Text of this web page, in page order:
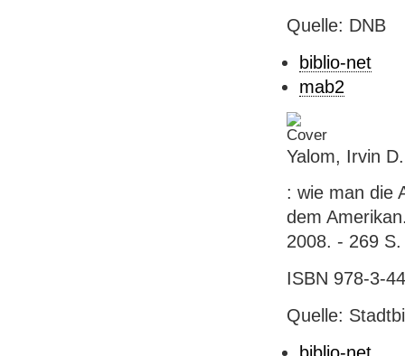
Quelle: DNB
biblio-net
mab2
Yalom, Irvin
: wie man die
dem
2008. - 269 S.
ISBN 978-3-
Quelle: